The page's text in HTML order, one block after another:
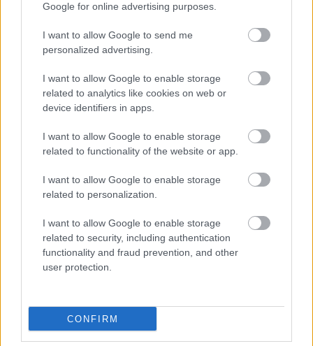
Google for online advertising purposes.
I want to allow Google to send me
personalized advertising.
I want to allow Google to enable storage
related to analytics like cookies on web or
device identifiers in apps.
I want to allow Google to enable storage
related to functionality of the website or app.
I want to allow Google to enable storage
related to personalization.
I want to allow Google to enable storage
related to security, including authentication
functionality and fraud prevention, and other
user protection.
CONFIRM
TERMÉSZETFELETTI ERŐK ÉS ELFELEDETT
TITKOK: ITT A SHELBY OAKS – A GONOSZ
SZÁGULDÁS, SÁRKÁNYOK, ROSSZFIÚK – A NYÁR
A bejegyzés trackback címe:
A hozzászólások avonatkozó jogszabályokértelmében felhasználói tartalomnak
minősülnek, értük aszolgáltatás technikai